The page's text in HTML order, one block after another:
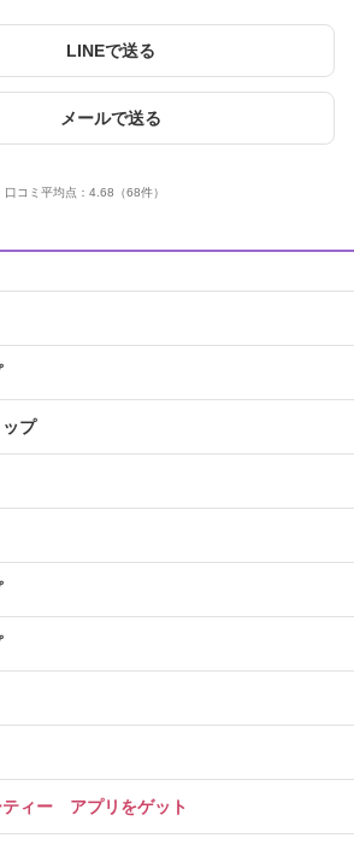
LINEで送る
メールで送る
口コミ平均点： 4.68 （68件）
プ
ィー アプリをゲット